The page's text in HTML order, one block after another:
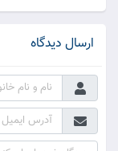
ارسال دیدگاه